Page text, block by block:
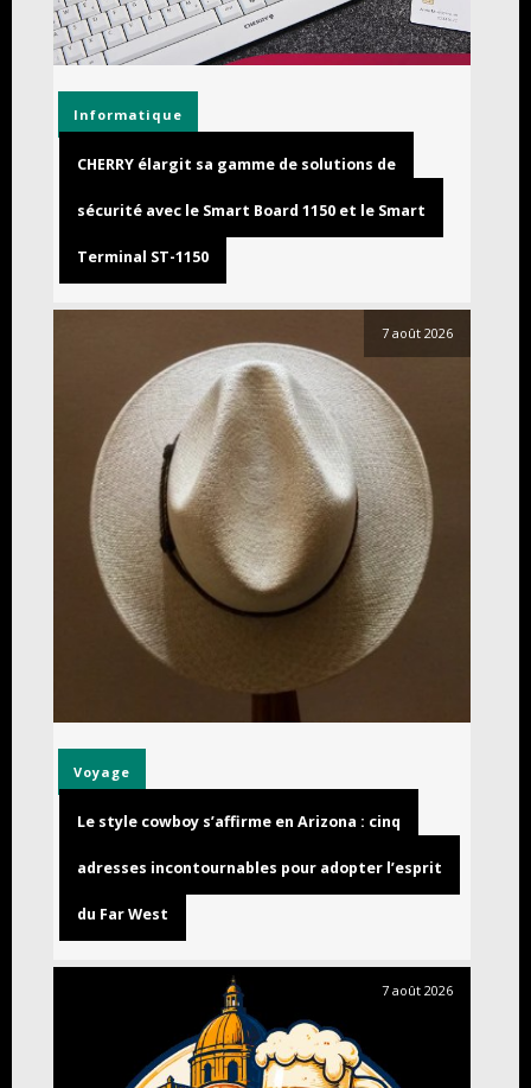
Informatique
CHERRY élargit sa gamme de solutions de
sécurité avec le Smart Board 1150 et le Smart
Terminal ST-1150
7 août 2026
Voyage
Le style cowboy s’affirme en Arizona : cinq
adresses incontournables pour adopter l’esprit
du Far West
7 août 2026